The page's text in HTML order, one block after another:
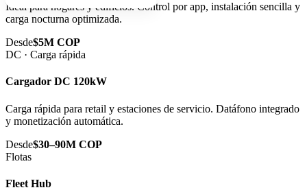
Ideal para hogares y edificios. Control por app, instalación sencilla y
carga nocturna optimizada.
Desde$5M COP
DC · Carga rápida
Cargador DC 120kW
Carga rápida para retail y estaciones de servicio. Datáfono integrado
y monetización automática.
Desde$30–90M COP
Flotas
Fleet Hub